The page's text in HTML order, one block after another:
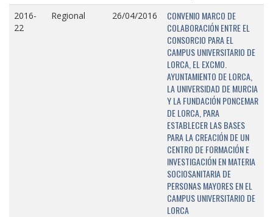
2016-
22
Regional 26/04/2016
CONVENIO MARCO DE
COLABORACIÓN ENTRE EL
CONSORCIO PARA EL
CAMPUS UNIVERSITARIO DE
LORCA, EL EXCMO.
AYUNTAMIENTO DE LORCA,
LA UNIVERSIDAD DE MURCIA
Y LA FUNDACIÓN PONCEMAR
DE LORCA, PARA
ESTABLECER LAS BASES
PARA LA CREACIÓN DE UN
CENTRO DE FORMACIÓN E
INVESTIGACIÓN EN MATERIA
SOCIOSANITARIA DE
PERSONAS MAYORES EN EL
CAMPUS UNIVERSITARIO DE
LORCA